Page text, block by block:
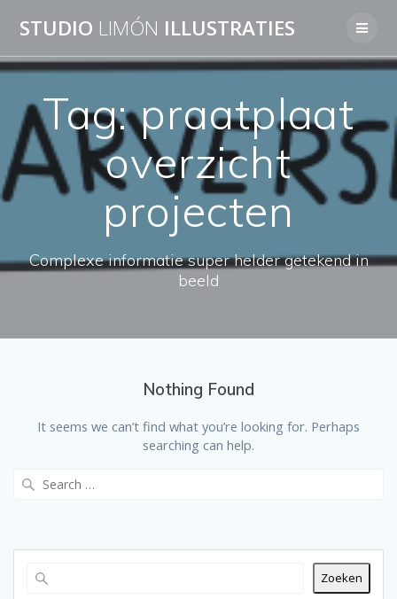
to
STUDIO LIMÓN ILLUSTRATIES
Tag:praatplaat
overzicht
projecten
Complexe informatie super helder getekend in
beeld
Nothing Found
It seems we can’t find what you’re looking for. Perhaps
searching can help.
Zoeken